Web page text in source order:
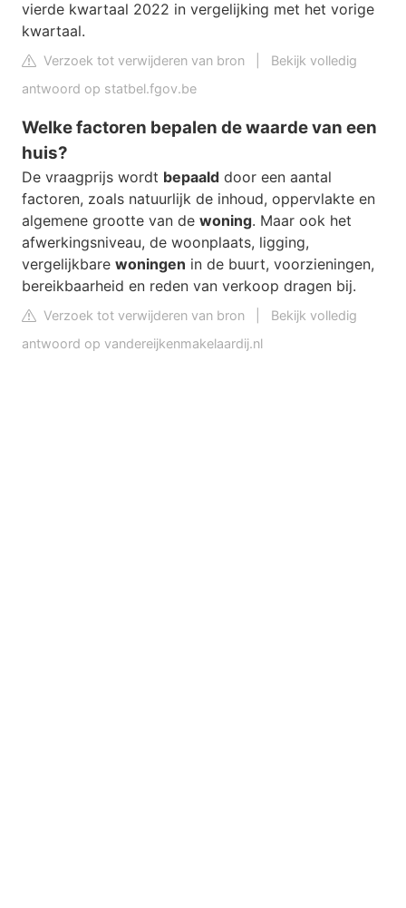
vierde kwartaal 2022 in vergelijking met het vorige
kwartaal.
Verzoek tot verwijderen van bron
Bekijk volledig
antwoord op statbel.fgov.be
Welke factoren bepalen de waarde van een
huis?
De vraagprijs wordt bepaald door een aantal
factoren, zoals natuurlijk de inhoud, oppervlakte en
algemene grootte van de woning. Maar ook het
afwerkingsniveau, de woonplaats, ligging,
vergelijkbare woningen in de buurt, voorzieningen,
bereikbaarheid en reden van verkoop dragen bij.
Verzoek tot verwijderen van bron
Bekijk volledig
antwoord op vandereijkenmakelaardij.nl